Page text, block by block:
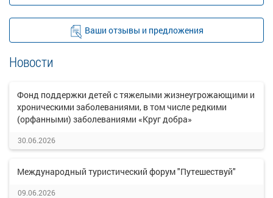
Ваши отзывы и предложения
Новости
Фонд поддержки детей с тяжелыми жизнеугрожающими и
хроническими заболеваниями, в том числе редкими
(орфанными) заболеваниями «Круг добра»
30.06.2026
Международный туристический форум "Путешествуй"
09.06.2026